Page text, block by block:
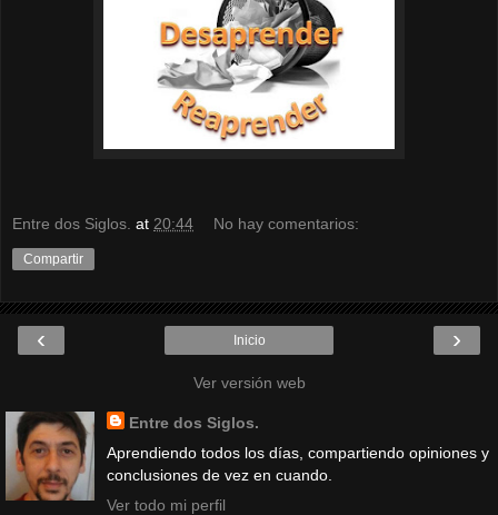
Entre dos Siglos. at 20:44 No hay comentarios:
Compartir
‹ ›
Inicio
Ver versión web
Entre dos Siglos.
Aprendiendo todos los días, compartiendo opiniones y
conclusiones de vez en cuando.
Ver todo mi perfil